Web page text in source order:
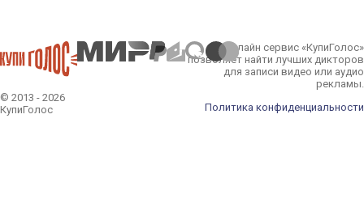
© 2013 - 2026
КупиГолос
Онлайн сервис «КупиГолос»
позволяет найти лучших дикторов
для записи видео или аудио
рекламы.
Политика конфиденциальности